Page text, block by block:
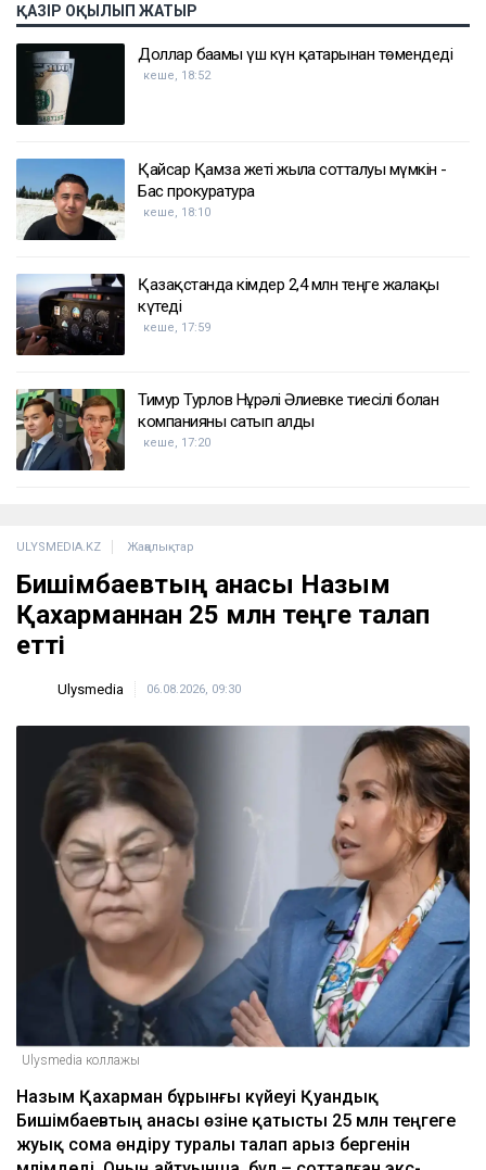
ҚАЗІР ОҚЫЛЫП ЖАТЫР
Доллар бағамы үш күн қатарынан төмендеді
кеше, 18:52
Қайсар Қамза жеті жылға сотталуы мүмкін -
Бас прокуратура
кеше, 18:10
Қазақстанда кімдер 2,4 млн теңге жалақы
күтеді
кеше, 17:59
Тимур Турлов Нұрәлі Әлиевке тиесілі болған
компанияны сатып алды
кеше, 17:20
ULYSMEDIA.KZ Жаңалықтар
Бишімбаевтың анасы Назым
Қахарманнан 25 млн теңге талап
етті
Ulysmedia 06.08.2026, 09:30
Ulysmedia коллажы
Назым Қахарман бұрынғы күйеуі Қуандық
Бишімбаевтың анасы өзіне қатысты 25 млн теңгеге
жуық сома өндіру туралы талап арыз бергенін